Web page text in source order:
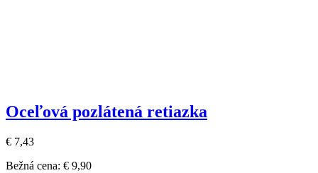
Oceľová pozlátená retiazka
€ 7,43
Bežná cena: € 9,90